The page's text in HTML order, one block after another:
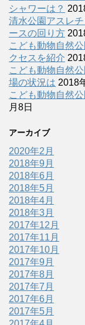
シャワーは？
清水公園アスレ
ースの回り方
こども動物自然
クセスを紹介
こども動物自然
場の状況は 2018
こども動物自然
月8日
アーカイブ
2020年2月
2018年9月
2018年6月
2018年5月
2018年4月
2018年3月
2017年12月
2017年11月
2017年10月
2017年9月
2017年8月
2017年7月
2017年6月
2017年5月